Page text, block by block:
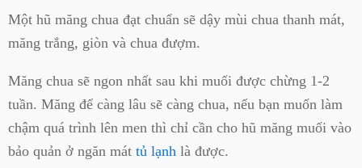
Một hũ măng chua đạt chuẩn sẽ dậy mùi chua thanh mát,
măng trắng, giòn và chua đượm.
Măng chua sẽ ngon nhất sau khi muối được chừng 1-2
tuần. Măng để càng lâu sẽ càng chua, nếu bạn muốn làm
chậm quá trình lên men thì chỉ cần cho hũ măng muối vào
bảo quản ở ngăn mát tủ lạnh là được.